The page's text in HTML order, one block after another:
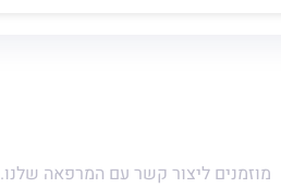
מוזמנים ליצור קשר עם המרפאה שלנו.